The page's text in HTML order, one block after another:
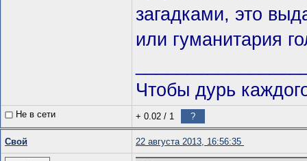
загадками, это
или гуманитария
Чтобы дурь
Не в сети + 0.02 / 1 ?
Свой 22 августа 2013, 16:56:35